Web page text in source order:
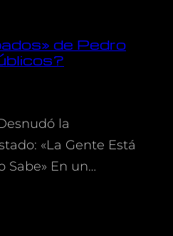
de Pedro
la
«La Gente Está
Sabe» En un…